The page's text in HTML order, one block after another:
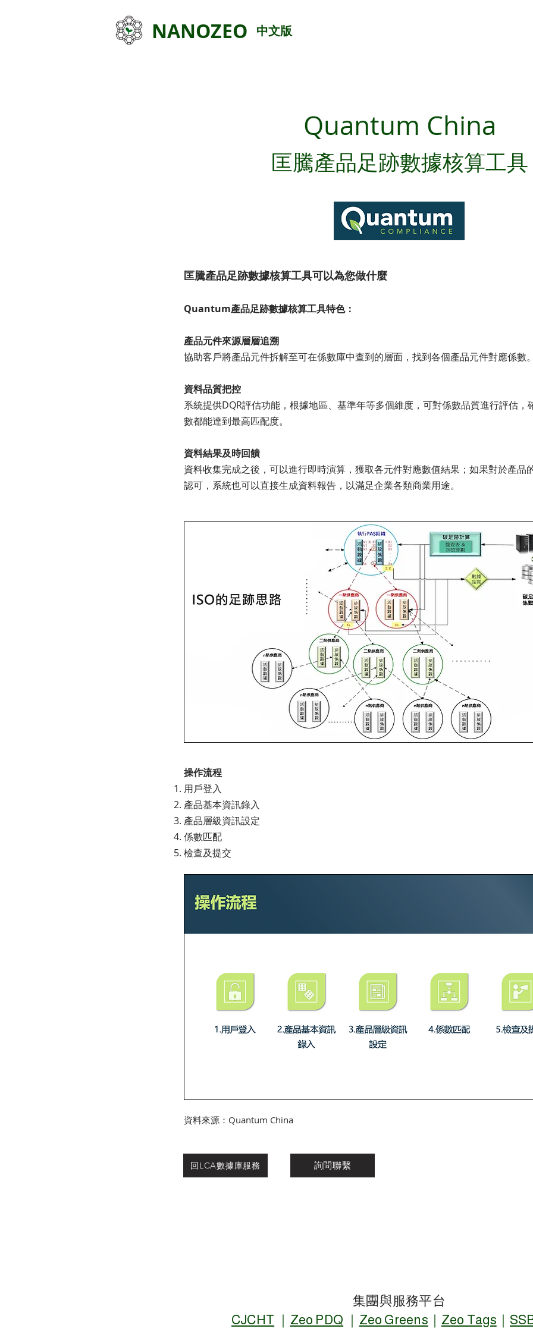
NANOZEO 中文版
Quantum China
匡騰產品足跡數據核算工具
匡騰產品足跡數據核算工具可以為您做什麼
Quantum產品足跡數據核算工具特色：
產品元件來源層層追溯
協助客戶將產品元件拆解至可在係數庫中查到的層面，找到各個產品元件對應係數。
資料品質把控
系統提供DQR評估功能，根據地區、基準年等多個維度，可對係數品質進行評估，
數都能達到最高匹配度。
資料結果及時回饋
資料收集完成之後，可以進行即時演算，獲取各元件對應數值結果；如果對於產品
認可，系統也可以直接生成資料報告，以滿足企業各類商業用途。
操作流程
用戶登入
產品基本資訊錄入
產品層級資訊設定
係數匹配
檢查及提交
資料來源：Quantum China
回LCA數據庫服務 詢問聯繫
集團與服務平台
CJCHT ｜ Zeo PDQ ｜ Zeo Greens ｜ Zeo Tags ｜